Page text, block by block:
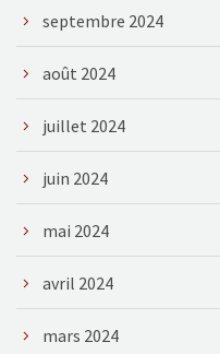
septembre 2024
août 2024
juillet 2024
juin 2024
mai 2024
avril 2024
mars 2024